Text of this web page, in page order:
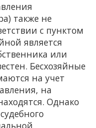
также не
с пунктом
является
или
Бесхозяйные
на учет
на
Однако